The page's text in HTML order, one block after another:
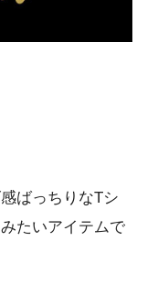
ばっちりなTシ
たいアイテムで